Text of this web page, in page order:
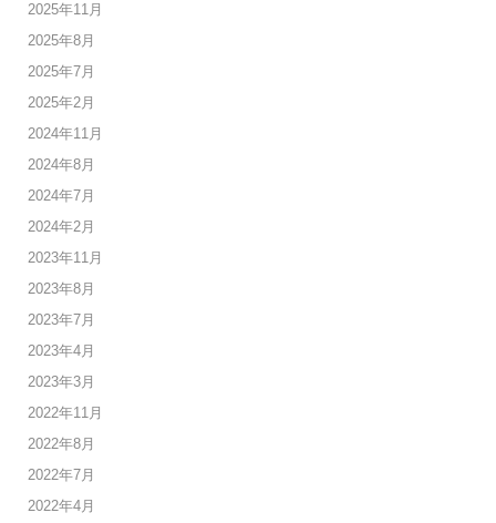
2025年11月
2025年8月
2025年7月
2025年2月
2024年11月
2024年8月
2024年7月
2024年2月
2023年11月
2023年8月
2023年7月
2023年4月
2023年3月
2022年11月
2022年8月
2022年7月
2022年4月